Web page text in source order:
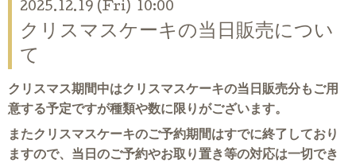
2025.12.19 (Fri) 10:00
クリスマスケーキの当日販売につい
て
クリスマス期間中はクリスマスケーキの当日販売分もご用
意する予定ですが種類や数に限りがございます。
またクリスマスケーキのご予約期間はすでに終了しており
ますので、当日のご予約やお取り置き等の対応は一切でき